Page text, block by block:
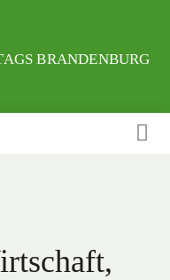
BRANDENBURG